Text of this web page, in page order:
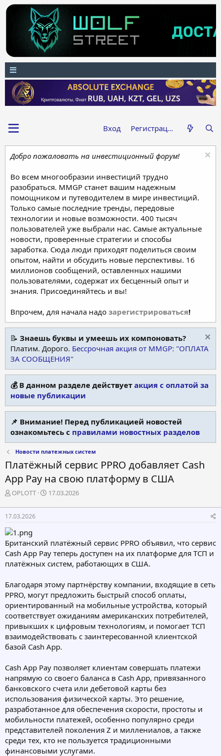
Вход Регистрация
Добро пожаловать на инвестиционный форум!
Во всем многообразии инвестиций трудно
разобраться. MMGP станет вашим надежным
помощником и путеводителем в мире инвестиций.
Только самые последние тренды, передовые
технологии и новые возможности. 400 тысяч
пользователей уже выбрали нас. Самые актуальные
новости, проверенные стратегии и способы
заработка. Сюда люди приходят поделиться своим
опытом, найти и обсудить новые перспективы. 16
миллионов сообщений, оставленных нашими
пользователями, содержат их бесценный опыт и
знания. Присоединяйтесь и вы!
Впрочем, для начала надо зарегистрироваться!
📝 Знаешь буквы и умеешь их компоновать?
Платим. Дорого. Бессрочная акция от MMGP: "ОПЛАТА
ЗА СООБЩЕНИЯ"
💰 В данном разделе действует акция с оплатой за
новые публикации
📌 Внимание! Перед публикацией новостей
ознакомьтесь с правилами новостных разделов
Новости платежных систем
Платёжный сервис PPRO добавляет Cash
App Pay на свою платформу в США
А
т
о
р
т
е
м
ы
OPLOTT
Д
т
ч
а
л
17.03.2026
17.03.2026
Британский платёжный сервис PPRO объявил, что сервис
Cash App Pay теперь доступен на их платформе для ТСП и
платёжных систем, работающих в США.
Благодаря этому партнёрству компании, входящие в сеть
PPRO, могут предложить быстрый способ оплаты,
ориентированный на мобильные устройства, который
соответствует ожиданиям американских потребителей,
привыкших к цифровым технологиям, и помогает ТСП
взаимодействовать с заинтересованной клиентской
базой Cash App.
Cash App Pay позволяет клиентам совершать платежи
напрямую со своего баланса в Cash App, привязанного
банковского счета или дебетовой карты без
использования физической карты. Это решение,
разработанное для обеспечения скорости, простоты и
мобильности платежей, особенно популярно среди
представителей поколения Z и миллениалов, а также
среди тех, кто не пользуется традиционными
финансовыми услугами.